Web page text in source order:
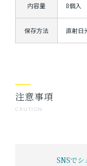
内容量 8個入
保存方法 直射日
CAUTION
注意事項
SNSでシ